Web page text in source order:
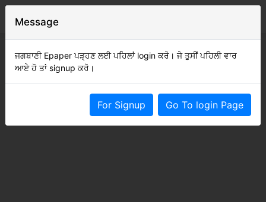
Message
ਜਗਬਾਣੀ Epaper ਪੜ੍ਹਣ ਲਈ ਪਹਿਲਾਂ login ਕਰੋ। ਜੇ ਤੁਸੀਂ ਪਹਿਲੀ ਵਾਰ
ਆਏ ਹੋ ਤਾਂ signup ਕਰੋ।
For Signup Go To login Page